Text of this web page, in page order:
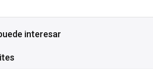
entre 1 y 3 días laborables tras el
interesar